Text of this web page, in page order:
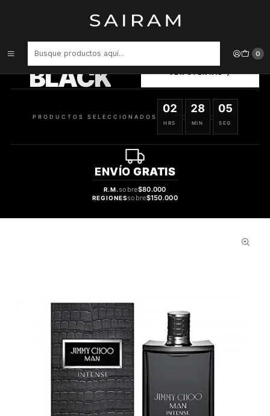
0
Perfume Jimmy Choo Intense Hombre Edt 100 ml
BLACK
SELECCIONADOS
PRODUCTOS SELECCIONADOS
02
HRS
:
28
MIN
:
04
SEG
ENVÍO GRATIS
R.M.sobre$80.000
REGIONESsobre$150.000